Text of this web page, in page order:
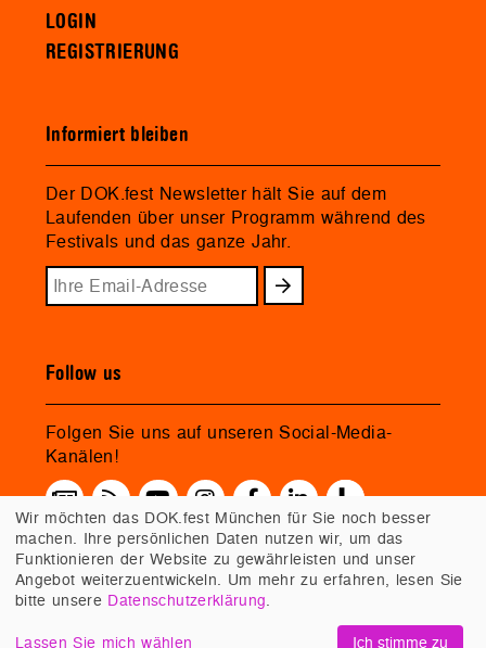
LOGIN
REGISTRIERUNG
Informiert bleiben
Der DOK.fest Newsletter hält Sie auf dem
Laufenden über unser Programm während des
Festivals und das ganze Jahr.
Follow us
Folgen Sie uns auf unseren Social-Media-
Kanälen!
Wir möchten das DOK.fest München für Sie noch besser
machen. Ihre persönlichen Daten nutzen wir, um das
Funktionieren der Website zu gewährleisten und unser
Angebot weiterzuentwickeln. Um mehr zu erfahren, lesen Sie
bitte unsere Datenschutzerklärung.
Lassen Sie mich wählen Ich stimme zu